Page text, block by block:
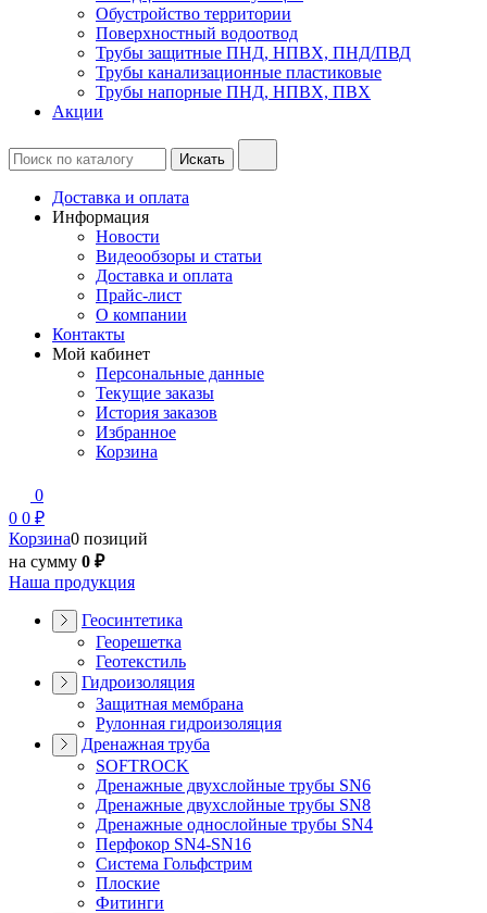
Обустройство территории
Поверхностный водоотвод
Трубы защитные ПНД, НПВХ, ПНД/ПВД
Трубы канализационные пластиковые
Трубы напорные ПНД, НПВХ, ПВХ
Акции
Доставка и оплата
Информация
Новости
Видеообзоры и статьи
Доставка и оплата
Прайс-лист
О компании
Контакты
Мой кабинет
Персональные данные
Текущие заказы
История заказов
Избранное
Корзина
0
0 0 ₽
Корзина0 позиций
на сумму 0 ₽
Наша продукция
Геосинтетика
Георешетка
Геотекстиль
Гидроизоляция
Защитная мембрана
Рулонная гидроизоляция
Дренажная труба
SOFTROCK
Дренажные двухслойные трубы SN6
Дренажные двухслойные трубы SN8
Дренажные однослойные трубы SN4
Перфокор SN4-SN16
Система Гольфстрим
Плоские
Фитинги